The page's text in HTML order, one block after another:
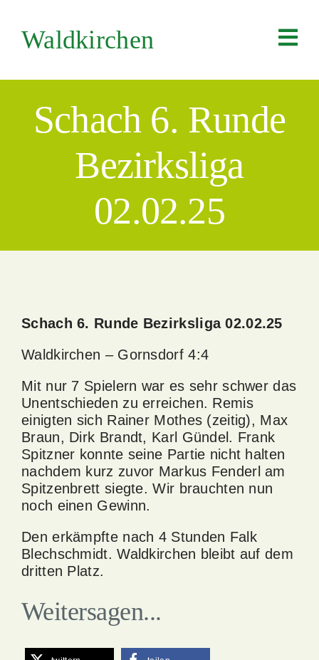
springen
Waldkirchen
Schach 6. Runde
Bezirksliga
02.02.25
grösseres
Schach 6. Runde Bezirksliga 02.02.25
Waldkirchen – Gornsdorf 4:4
Mit nur 7 Spielern war es sehr schwer das
Unentschieden zu erreichen. Remis
einigten sich Rainer Mothes (zeitig), Max
Braun, Dirk Brandt, Karl Gündel. Frank
Spitzner konnte seine Partie nicht halten
nachdem kurz zuvor Markus Fenderl am
Spitzenbrett siegte. Wir brauchten nun
noch einen Gewinn.
Den erkämpfte nach 4 Stunden Falk
Blechschmidt. Waldkirchen bleibt auf dem
dritten Platz.
Weitersagen...